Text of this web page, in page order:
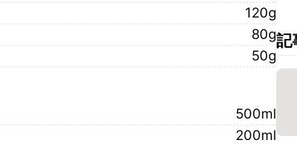
120g
80g
50g
500ml
200ml
記